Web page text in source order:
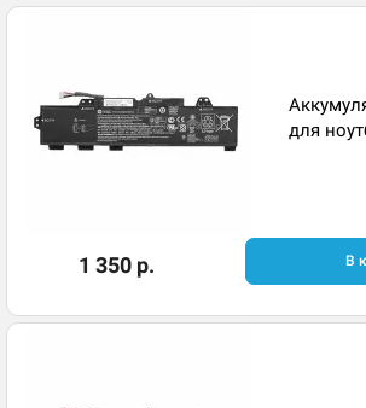
для
1 350 р. В